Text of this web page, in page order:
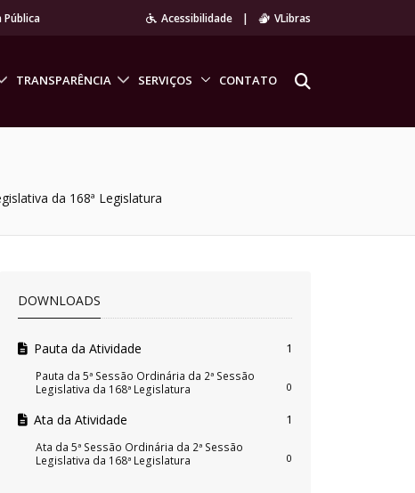
Pública Acessibilidade | VLibras
TRANSPARÊNCIA SERVIÇOS CONTATO
da 168ª Legislatura
DOWNLOADS
Pauta da Atividade 1
Pauta da 5ª Sessão Ordinária da 2ª Sessão
Legislativa da 168ª Legislatura
0
Ata da Atividade 1
Ata da 5ª Sessão Ordinária da 2ª Sessão
Legislativa da 168ª Legislatura
0